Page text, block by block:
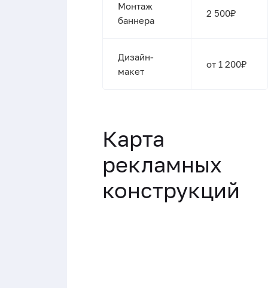
Монтаж
баннера
2 500₽
Дизайн-
макет
от 1 200₽
Карта
рекламных
конструкций